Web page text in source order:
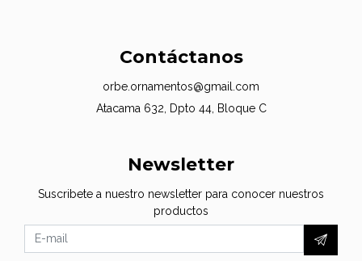
Contáctanos
orbe.ornamentos@gmail.com
Atacama 632, Dpto 44, Bloque C
Newsletter
Suscribete a nuestro newsletter para conocer nuestros
productos